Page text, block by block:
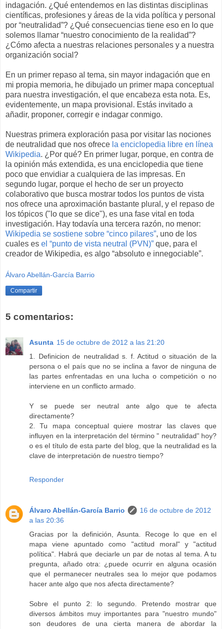
indagación. ¿Qué entendemos en las distintas disciplinas
científicas, profesiones y áreas de la vida política y personal
por “neutralidad”? ¿Qué consecuencias tiene eso en lo que
solemos llamar “nuestro conocimiento de la realidad”?
¿Cómo afecta a nuestras relaciones personales y a nuestra
organización social?
En un primer repaso al tema, sin mayor indagación que en
mi propia memoria, he dibujado un primer mapa conceptual
para nuestra investigación, el que encabeza esta nota. Es,
evidentemente, un mapa provisional. Estás invitado a
añadir, proponer, corregir e indagar conmigo.
Nuestras primera exploración pasa por visitar las nociones
de neutralidad que nos ofrece la enciclopedia libre en línea
Wikipedia. ¿Por qué? En primer lugar, porque, en contra de
la opinión más extendida, es una enciclopedia que tiene
poco que envidiar a cualquiera de las impresas. En
segundo lugar, porque el hecho de ser un proyecto
colaborativo que busca mostrar todos los puntos de vista
nos ofrece una aproximación bastante plural, y el repaso de
los tópicos ("lo que se dice"), es una fase vital en toda
investigación. Hay todavía una tercera razón, no menor:
Wikipedia se sostiene sobre “cinco pilares”, uno de los
cuales es el “punto de vista neutral (PVN)” que, para el
creador de Wikipedia, es algo “absoluto e innegociable”.
Álvaro Abellán-García Barrio
Compartir
5 comentarios:
Asunta 15 de octubre de 2012 a las 21:20
1. Definicion de neutralidad s. f. Actitud o situación de la
persona o el país que no se inclina a favor de ninguna de
las partes enfrentadas en una lucha o competición o no
interviene en un conflicto armado.
Y se puede ser neutral ante algo que te afecta
directamente?
2. Tu mapa conceptual quiere mostrar las claves que
influyen en la interpretación del término " neutralidad" hoy?
o es el título de esta parte del blog, que la neutralidad es la
clave de interpretación de nuestro tiempo?
Responder
Álvaro Abellán-García Barrio
16 de octubre de 2012
a las 20:36
Gracias por la definición, Asunta. Recoge lo que en el
mapa viene apuntado como "actitud moral" y "actitud
política". Habrá que deciarle un par de notas al tema. A tu
pregunta, añado otra: ¿puede ocurrir en alguna ocasión
que el permanecer neutrales sea lo mejor que podamos
hacer ante algo que nos afecta directamente?
Sobre el punto 2: lo segundo. Pretendo mostrar que
diversos ámbitos muy importantes para "nuestro mundo"
son deudores de una cierta manera de abordar la